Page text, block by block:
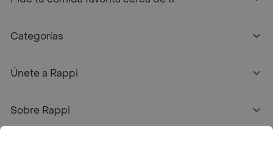
Categorías
Únete a Rappi
Sobre Rappi